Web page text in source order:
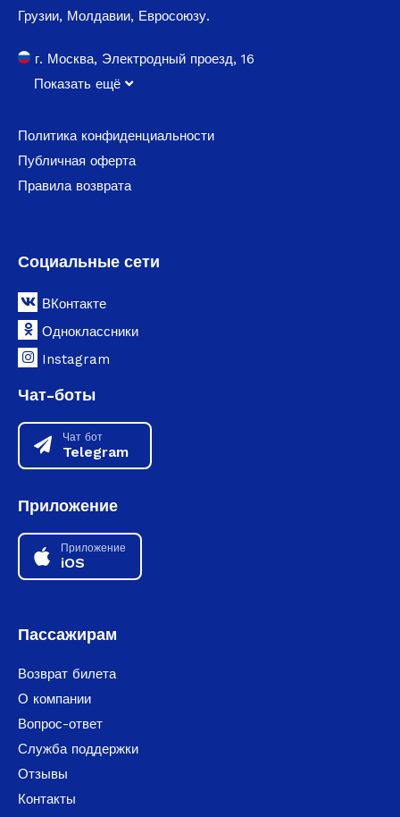
Грузии, Молдавии, Евросоюзу.
г. Москва, Электродный проезд, 16
Показать ещё
Политика конфиденциальности
Публичная оферта
Правила возврата
Социальные сети
ВКонтакте
Одноклассники
Instagram
Чат-боты
Чат бот
Telegram
Приложение
Приложение
iOS
Пассажирам
Возврат билета
О компании
Вопрос-ответ
Служба поддержки
Отзывы
Контакты